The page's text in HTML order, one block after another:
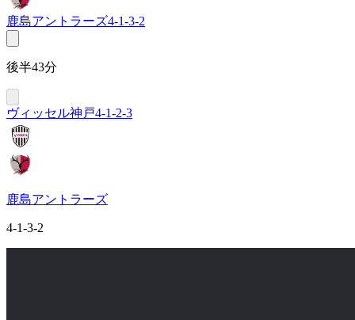
鹿島アントラーズ4-1-3-2
後半43分
ヴィッセル神戸4-1-2-3
鹿島アントラーズ
4-1-3-2